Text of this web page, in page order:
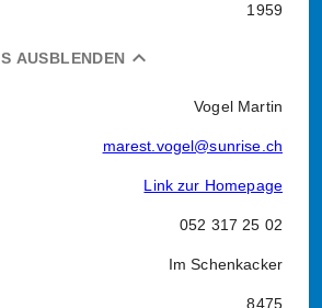
1959
expand_less
AUSBLENDEN
Vogel Martin
marest.vogel@sunrise.ch
Link zur Homepage
052 317 25 02
Im Schenkacker
8475